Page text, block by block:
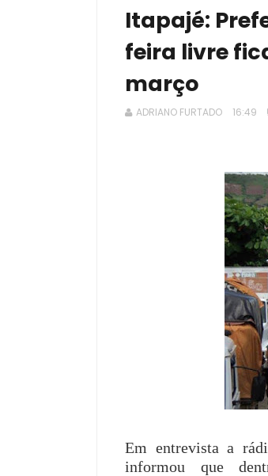
Itapajé:
feira livre
março
ADRIANO FURTADO 16:49
Em entrevista a
informou que